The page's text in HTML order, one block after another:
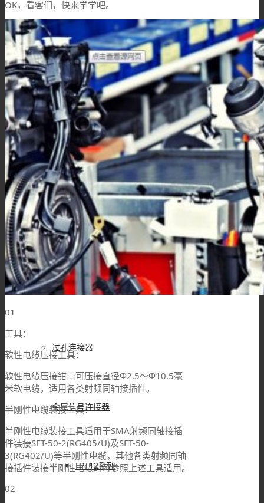
高压互锁连接器
高压互锁线材
接线柱
MSD维修开关
Mini MSD连接器
过孔连接器
金属信号连接器
FPT12系列
OK，看客们，快来学学吧。
01
工具：
软性电缆压接工具：
软性电缆压接钳口可压接直径Φ2.5～Φ10.5毫
米软电缆，适用各类射频同轴接插件。
半刚性电缆装接工具：
半刚性电缆装接工具适用于SMA射频同轴接插
件装接SFT-50-2(RG405/U)及SFT-50-
3(RG402/U)等半刚性电缆，其他各类射频同轴
接插件装接半刚性电缆时可参照上述工具适用。
02